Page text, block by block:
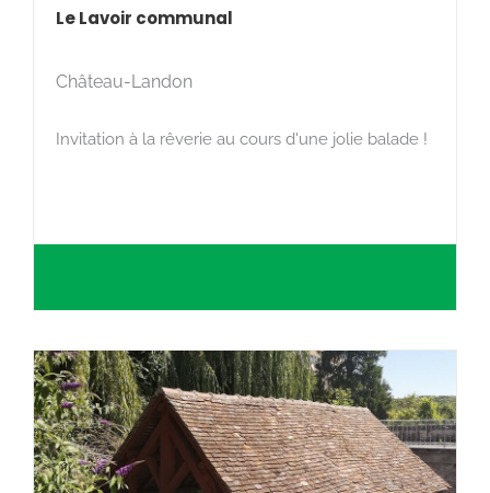
Le Lavoir communal
Château-Landon
Invitation à la rêverie au cours d'une jolie balade !